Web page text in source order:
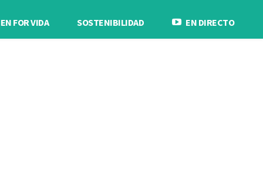
FOR VIDA SOSTENIBILIDAD EN DIRECTO